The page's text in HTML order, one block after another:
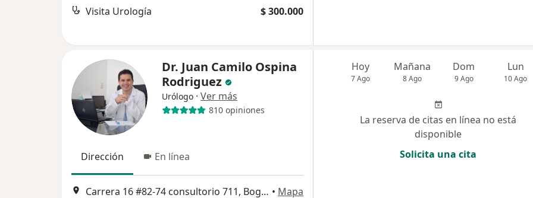
Visita Urología $ 300.000
Dr. Juan Camilo Ospina
Rodriguez
Urólogo · Ver más
810 opiniones
Dirección En línea
Carrera 16 #82-74 consultorio 711, Bogotá • Mapa
Hoy
7 Ago
Mañana
8 Ago
Dom
9 Ago
Lun
10 Ago
La reserva de citas en línea no está
disponible
Solicita una cita